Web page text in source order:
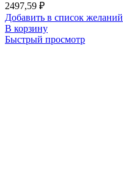
2497,59 ₽
Добавить в список желаний
В корзину
Быстрый просмотр